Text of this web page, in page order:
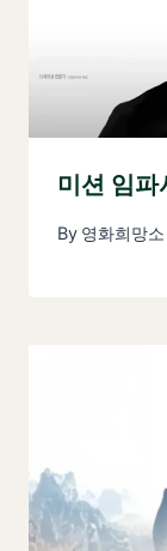
미션 임파
By 영화희망소